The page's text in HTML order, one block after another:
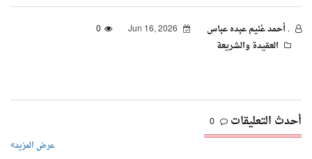
. أحمد غنيم عبده عباس
0
العقيدة والشريعة
أحدث التعليقات 0
عرض المزيد